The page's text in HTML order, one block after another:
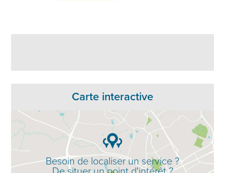
Carte interactive
Besoin de localiser un service ?